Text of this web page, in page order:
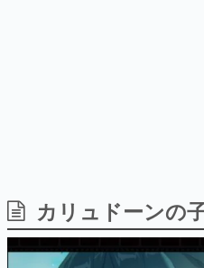
日本のモバイルゲー
ルを網羅するほか、
解説を掲載。約20年
若ゲのいたり〜
カリュドーンの